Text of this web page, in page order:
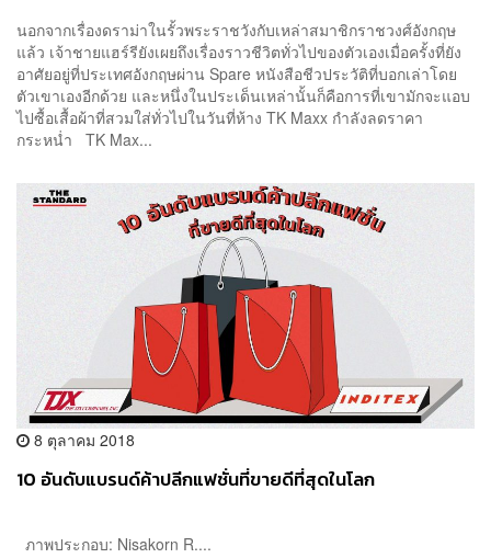
นอกจากเรื่องดราม่าในรั้วพระราชวังกับเหล่าสมาชิกราชวงศ์อังกฤษ
แล้ว เจ้าชายแฮร์รียังเผยถึงเรื่องราวชีวิตทั่วไปของตัวเองเมื่อครั้งที่ยัง
อาศัยอยู่ที่ประเทศอังกฤษผ่าน Spare หนังสือชีวประวัติที่บอกเล่าโดย
ตัวเขาเองอีกด้วย และหนึ่งในประเด็นเหล่านั้นก็คือการที่เขามักจะแอบ
ไปซื้อเสื้อผ้าที่สวมใส่ทั่วไปในวันที่ห้าง TK Maxx กำลังลดราคา
กระหน่ำ TK Max...
8 ตุลาคม 2018
10 อันดับแบรนด์ค้าปลีกแฟชั่นที่ขายดีที่สุดในโลก
ภาพประกอบ: Nisakorn R....